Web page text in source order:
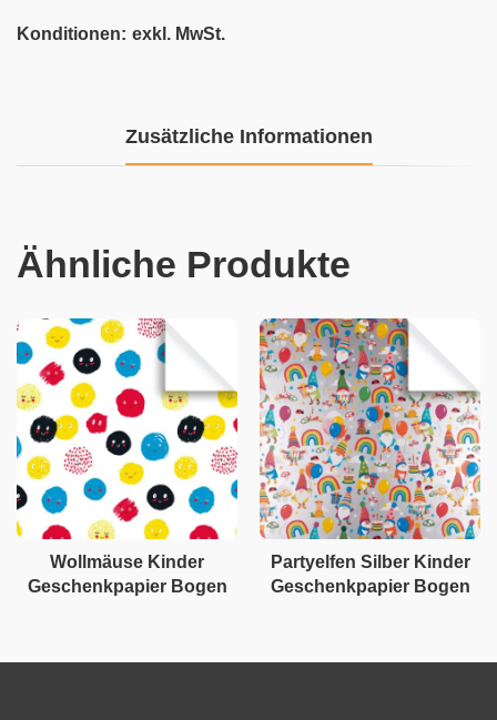
Konditionen: exkl. MwSt.
Zusätzliche Informationen
Ähnliche Produkte
Wollmäuse Kinder
Geschenkpapier Bogen
Partyelfen Silber Kinder
Geschenkpapier Bogen